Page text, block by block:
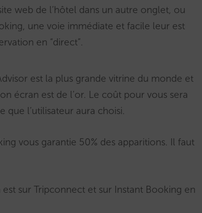
web de l’hôtel dans un autre onglet, ou
une voie immédiate et facile leur est
en “direct”.
est la plus grande vitrine du monde et
écran est de l’or. Le coût pour vous sera
que l’utilisateur aura choisi.
vous garantie 50% des apparitions. Il faut
sur Tripconnect et sur Instant Booking en